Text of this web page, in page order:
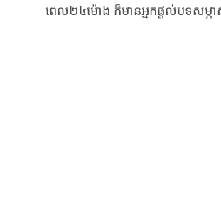
ពេល២៤ម៉ោង ក៏មានអ្នកផ្តល់បទសម្ភ